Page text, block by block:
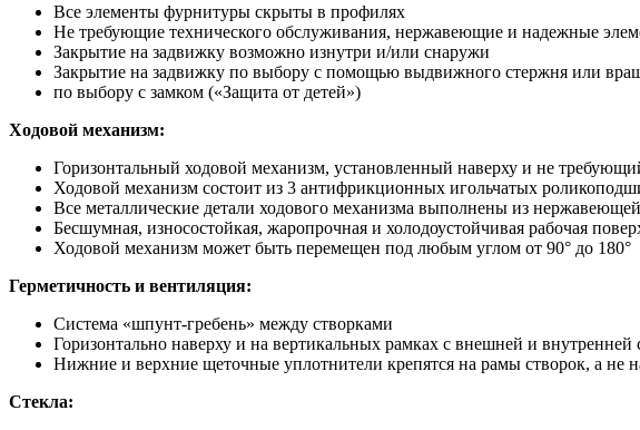
Все элементы фурнитуры скрыты в профилях
Не требующие технического обслуживания, нержавеющие и надежные
Закрытие на задвижку возможно изнутри и/или снаружи
Закрытие на задвижку по выбору с помощью выдвижного стержня или
по выбору с замком («Защита от детей»)
Ходовой механизм:
Горизонтальный ходовой механизм, установленный наверху и не
Ходовой механизм состоит из 3 антифрикционных игольчатых
Все металлические детали ходового механизма выполнены из
Бесшумная, износостойкая, жаропрочная и холодоустойчивая рабочая
Ходовой механизм может быть перемещен под любым углом от 90° до 180°
Герметичность и вентиляция:
Система «шпунт-гребень» между створками
Горизонтально наверху и на вертикальных рамках с внешней и
Нижние и верхние щеточные уплотнители крепятся на рамы створок, а
Стекла: